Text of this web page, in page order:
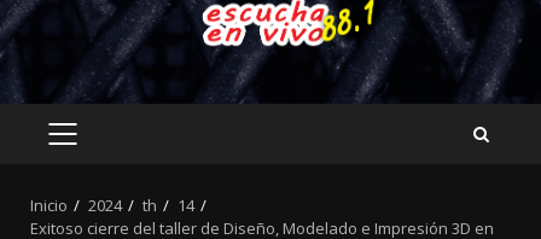
MENÚ
Inicio 2024 th
14
Exitoso cierre del taller de Diseño, Modelado e Impresión 3D en